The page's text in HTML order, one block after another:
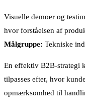
Visuelle demoer og
hvor forståelsen af
Målgruppe: Tekniske
En effektiv B2B-strategi
tilpasses efter, hvor
opmærksomhed til